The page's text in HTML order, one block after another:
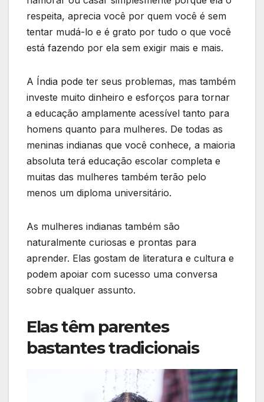
respeita, aprecia você por quem você é sem
tentar mudá-lo e é grato por tudo o que você
está fazendo por ela sem exigir mais e mais.
A Índia pode ter seus problemas, mas também
investe muito dinheiro e esforços para tornar
a educação amplamente acessível tanto para
homens quanto para mulheres. De todas as
meninas indianas que você conhece, a maioria
absoluta terá educação escolar completa e
muitas das mulheres também terão pelo
menos um diploma universitário.
As mulheres indianas também são
naturalmente curiosas e prontas para
aprender. Elas gostam de literatura e cultura e
podem apoiar com sucesso uma conversa
sobre qualquer assunto.
Elas têm parentes
bastantes tradicionais